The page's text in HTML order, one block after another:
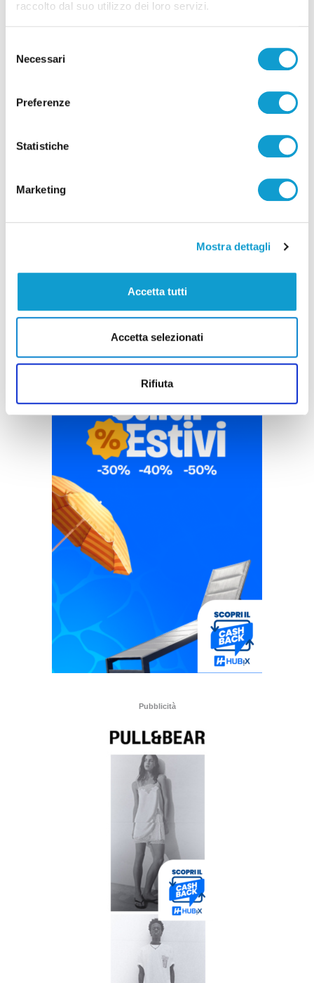
raccolto dal suo utilizzo dei loro servizi.
delNecessari
Preferenze
Statistiche
Marketing
Mostra dettagli
Accetta tutti
Accetta selezionati
Rifiuta
salvati nella Riviera del Conero
Pubblicità